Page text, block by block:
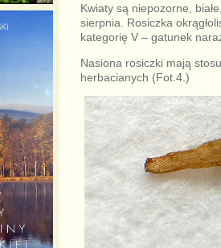
Kwiaty są niepozorne,
sierpnia. Rosiczka
kategorię V – gatunek
Nasiona rosiczki mają
herbacianych (Fot.4.)